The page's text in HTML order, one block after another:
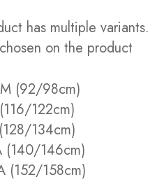
has multiple variants.
on the product
(92/98cm)
122cm)
134cm)
(140/146cm)
(152/158cm)